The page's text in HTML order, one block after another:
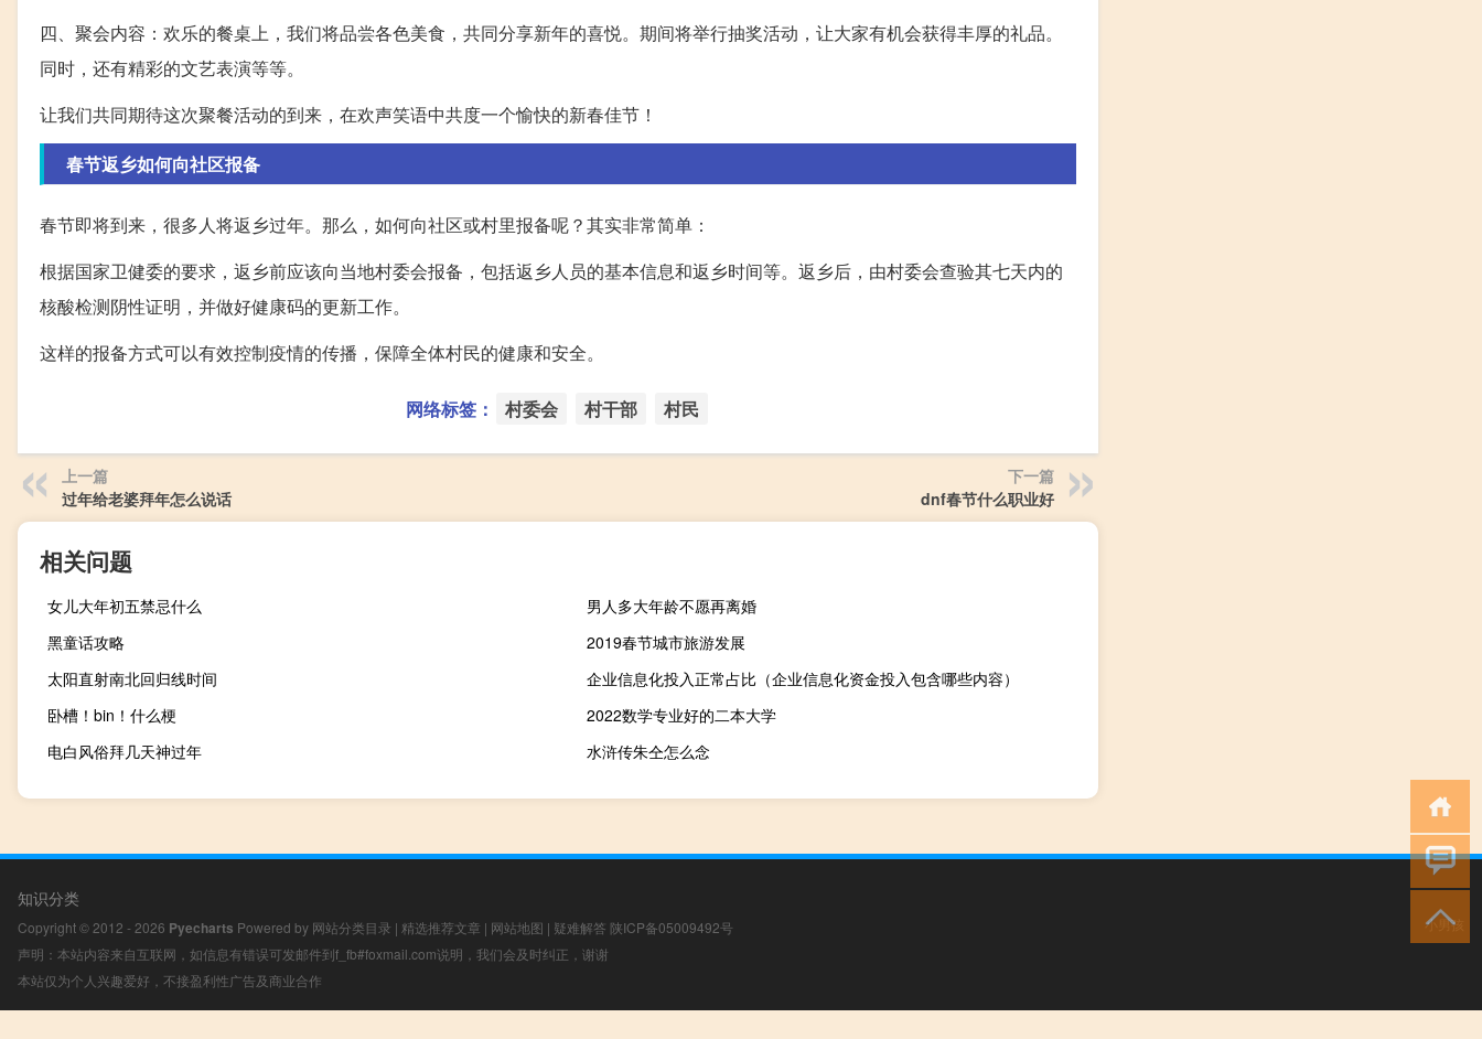
四、聚会内容：欢乐的餐桌上，我们将品尝各色美食，共同分享新年的喜悦。期间将举行抽奖活动，让大家有机会获得丰厚的礼品。
同时，还有精彩的文艺表演等等。
让我们共同期待这次聚餐活动的到来，在欢声笑语中共度一个愉快的新春佳节！
春节返乡如何向社区报备
春节即将到来，很多人将返乡过年。那么，如何向社区或村里报备呢？其实非常简单：
根据国家卫健委的要求，返乡前应该向当地村委会报备，包括返乡人员的基本信息和返乡时间等。返乡后，由村委会查验其七天内的
核酸检测阴性证明，并做好健康码的更新工作。
这样的报备方式可以有效控制疫情的传播，保障全体村民的健康和安全。
网络标签： 村委会 村干部 村民
上一篇
过年给老婆拜年怎么说话
下一篇
dnf春节什么职业好
相关问题
女儿大年初五禁忌什么
男人多大年龄不愿再离婚
黑童话攻略
2019春节城市旅游发展
太阳直射南北回归线时间
企业信息化投入正常占比（企业信息化资金投入包含哪些内容）
卧槽！bin！什么梗
2022数学专业好的二本大学
电白风俗拜几天神过年
水浒传朱仝怎么念
知识分类
Copyright © 2012 - 2026 Pyecharts Powered by 网站分类目录 | 精选推荐文章 | 网站地图 | 疑难解答 陕ICP备05009492号
声明：本站内容来自互联网，如信息有错误可发邮件到f_fb#foxmail.com说明，我们会及时纠正，谢谢
本站仅为个人兴趣爱好，不接盈利性广告及商业合作
小男孩